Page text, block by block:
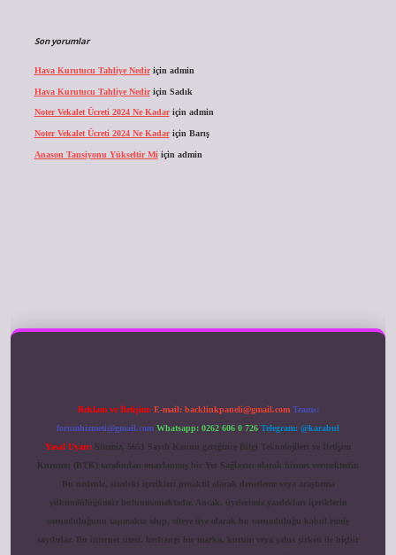
Son yorumlar
Hava Kurutucu Tahliye Nediriçin admin
Hava Kurutucu Tahliye Nediriçin Sadık
Noter Vekalet Ücreti 2024 Ne Kadariçin admin
Noter Vekalet Ücreti 2024 Ne Kadariçin Barış
Anason Tansiyonu Yükseltir Mi için admin
Reklam ve İletişim: E-mail: backlinkpaneli@gmail.com Teams:
forumhizmeti@gmail.com Whatsapp: 0262 606 0 726 Telegram: @karabul
Yasal Uyarı: Sitemiz, 5651 Sayılı Kanun gereğince Bilgi Teknolojileri ve İletişim
Kurumu (BTK) tarafından onaylanmış bir Yer Sağlayıcı olarak hizmet vermektedir.
Bu nedenle, sitedeki içerikleri proaktif olarak denetleme veya araştırma
yükümlülüğümüz bulunmamaktadır. Ancak, üyelerimiz yazdıkları içeriklerin
sorumluluğunu taşımakta olup, siteye üye olarak bu sorumluluğu kabul etmiş
sayılırlar. Bu internet sitesi, herhangi bir marka, kurum veya şahıs şirketi ile hiçbir